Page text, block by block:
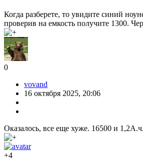
Когда разберете, то увидите синий
проверив на емкость получите 1300.
0
vovand
16 октября 2025, 20:06
Оказалось, все еще хуже. 16500 и
+4